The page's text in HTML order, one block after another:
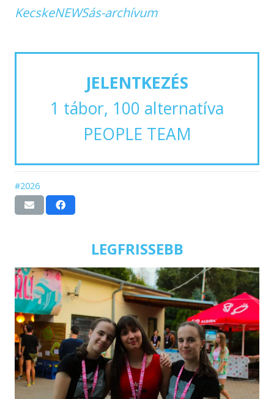
KecskeNEWSás-archívum
JELENTKEZÉS
1 tábor, 100 alternatíva
PEOPLE TEAM
#2026
LEGFRISSEBB